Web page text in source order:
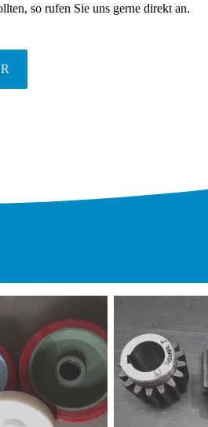
so rufen Sie uns gerne direkt an.